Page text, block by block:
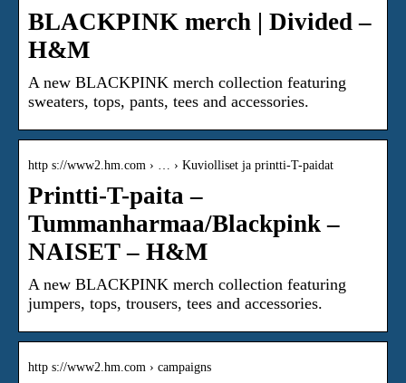
BLACKPINK merch | Divided –
H&M
A new BLACKPINK merch collection featuring
sweaters, tops, pants, tees and accessories.
http s://www2.hm.com › … › Kuviolliset ja printti-T-paidat
Printti-T-paita –
Tummanharmaa/Blackpink –
NAISET – H&M
A new BLACKPINK merch collection featuring
jumpers, tops, trousers, tees and accessories.
http s://www2.hm.com › campaigns